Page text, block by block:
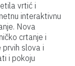
vrtić i
interaktivnu
Nova
crtanje i
prvih slova i
i pokoju